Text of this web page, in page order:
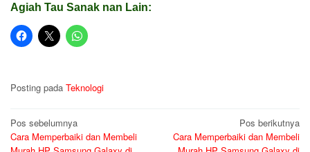
Agiah Tau Sanak nan Lain:
Posting pada Teknologi
Navigasi
pos
Pos sebelumnya
Cara Memperbaiki dan Membeli
Pos berikutnya
Cara Memperbaiki dan Membeli